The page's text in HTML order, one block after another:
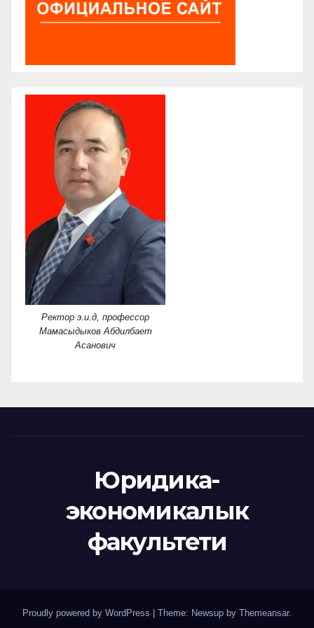
Ректор э.и.д, профессор
Мамасыдыков Абдилбает
Асанович
Юридика-
экономикалык
факультети
Proudly powered by WordPress Theme: Newsup by Themeansar.